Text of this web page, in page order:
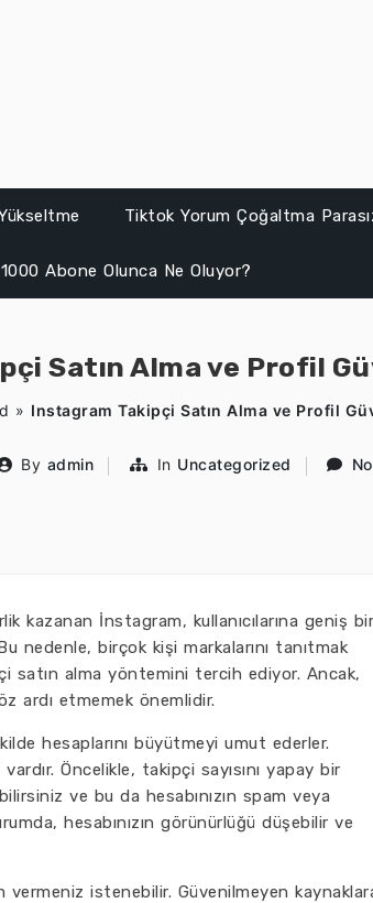
Tiktok Yorum Çoğaltma
Abone Olunca Ne Oluyor?
Satın Alma ve Profil
» Instagram Takipçi Satın Alma ve Profil
By admin In Uncategorized
kazanan İnstagram, kullanıcılarına geniş bir
nedenle, birçok kişi markalarını tanıtmak
satın alma yöntemini tercih ediyor. Ancak,
ardı etmemek önemlidir.
hesaplarını büyütmeyi umut ederler.
Öncelikle, takipçi sayısını yapay bir
ve bu da hesabınızın spam veya
hesabınızın görünürlüğü düşebilir ve
vermeniz istenebilir. Güvenilmeyen